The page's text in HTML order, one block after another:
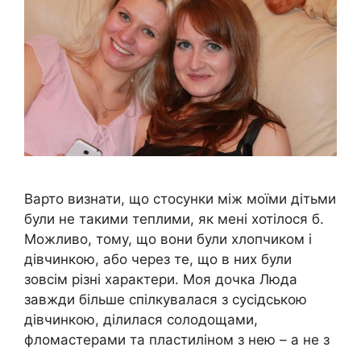
Варто визнати, що стосунки між моїми дітьми
були не такими теплими, як мені хотілося б.
Можливо, тому, що вони були хлопчиком і
дівчинкою, або через те, що в них були
зовсім різні характери. Моя дочка Люда
завжди більше спілкувалася з сусідською
дівчинкою, ділилася солодощами,
фломастерами та пластиліном з нею – а не з